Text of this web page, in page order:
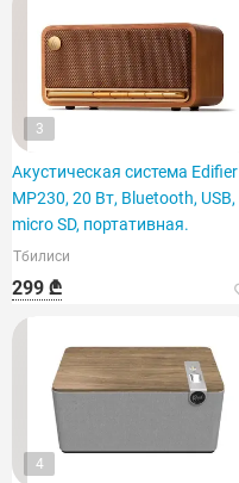
3
Акустическая система Edifier
MP230, 20 Вт, Bluetooth, USB,
micro SD, портативная.
Тбилиси
299 ₾
4